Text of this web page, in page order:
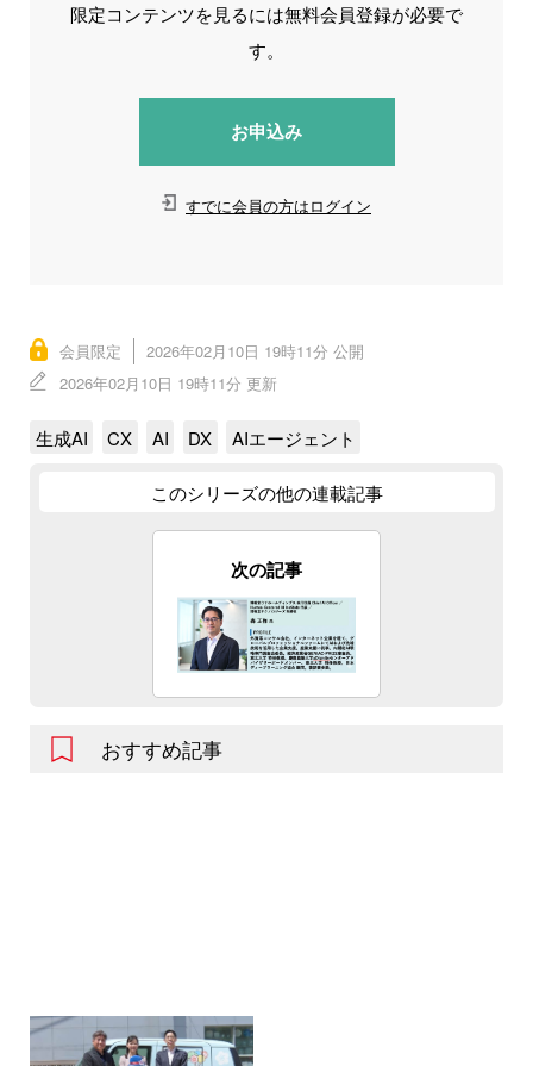
限定コンテンツを見るには無料会員登録が必要で
す。
お申込み
すでに会員の方はログイン
会員限定
2026年02月10日 19時11分 公開
2026年02月10日 19時11分 更新
生成AI CX AI DX AIエージェント
このシリーズの他の連載記事
次の記事
おすすめ記事